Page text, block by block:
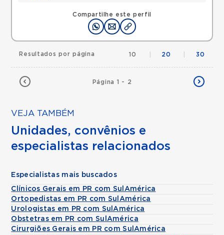
Compartilhe este perfil
Página 1 - 2
Resultados por página 10 20 30
VEJA TAMBÉM
Unidades, convênios e
especialistas relacionados
Especialistas mais buscados
Clínicos Gerais em PR com SulAmérica
Ortopedistas em PR com SulAmérica
Urologistas em PR com SulAmérica
Obstetras em PR com SulAmérica
Cirurgiões Gerais em PR com SulAmérica